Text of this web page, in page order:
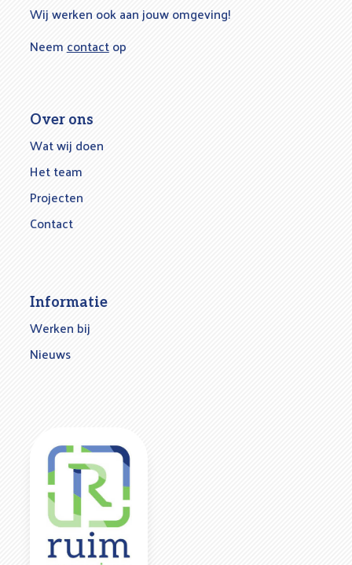
Wij werken ook aan jouw omgeving!
Neem contactop
Over ons
Wat wij doen
Het team
Projecten
Contact
Informatie
Werken bij
Nieuws